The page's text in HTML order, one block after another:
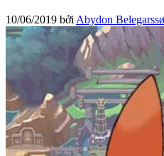
10/06/2019 bởi Abydon